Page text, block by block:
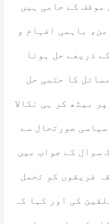
موقف کے حامی ہیں
باہمی افہام و
ذریعے حل ہونا
کا حتمی حل
بیٹھ کر ہی نکالا
صورتحال سے
سوال کے جواب میں
فریقوں کو تحمل
کی اور کہا کہ